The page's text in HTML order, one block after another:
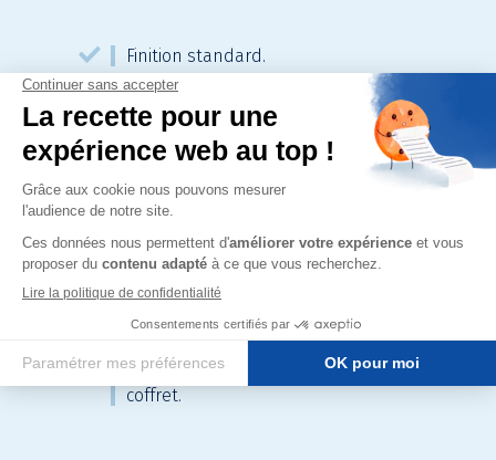
Finition standard.
Revêtement peinture poudre
texturée, teinte beige RAL 1015
de base ou autre RAL sur
demande.
Installation
Socle à enfouir de la même
couleur et même finition que le
coffret.